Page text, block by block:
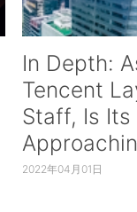
In Depth:
Tencent
Staff, Is Its
2022年04月01日